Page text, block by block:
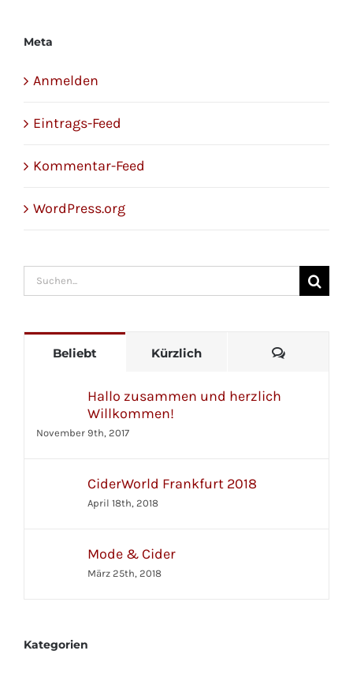
Meta
Anmelden
Eintrags-Feed
Kommentar-Feed
WordPress.org
Suche
Beliebt Kürzlich
Hallo zusammen und herzlich
Willkommen!
November 9th, 2017
CiderWorld Frankfurt 2018
April 18th, 2018
Mode & Cider
März 25th, 2018
Kategorien